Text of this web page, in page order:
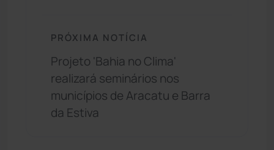
PRÓXIMA NOTÍCIA
Projeto 'Bahia no Clima'
realizará seminários nos
municípios de Aracatu e Barra
da Estiva